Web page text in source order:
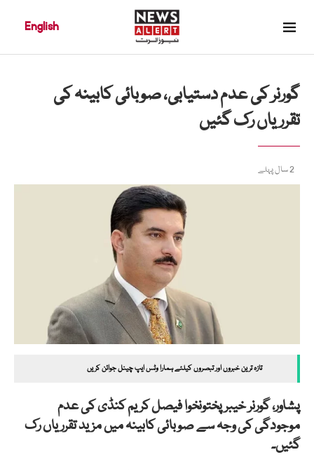
English
گورنر کی عدم دستیابی، صوبائی کابینہ کی
تقرریاں رک گئیں
2 سال پہلے
تازہ ترین خبروں اور تبصروں کیلئے ہمارا وٹس ایپ چینل جوائن کریں
پشاور، گورنر خیبر پختونخوا فیصل کریم کنڈی کی عدم
موجودگی کی وجہ سے صوبائی کابینہ میں مزید تقرریاں رک
گئیں۔